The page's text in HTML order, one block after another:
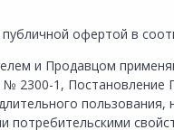
офертой в
и Продавцом
2300-1,